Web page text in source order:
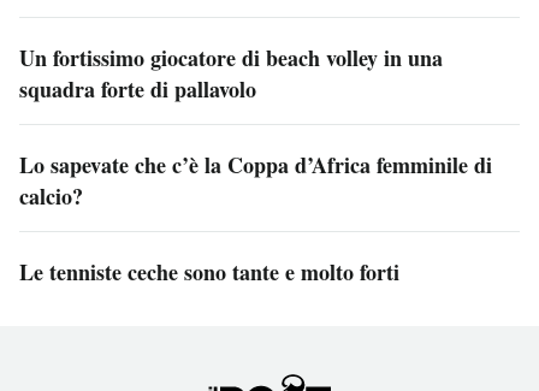
Un fortissimo giocatore di beach volley in una
squadra forte di pallavolo
Lo sapevate che c’è la Coppa d’Africa femminile di
calcio?
Le tenniste ceche sono tante e molto forti